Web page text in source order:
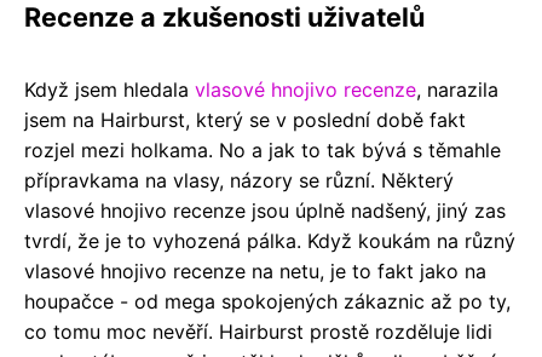
Recenze a zkušenosti uživatelů
Když jsem hledala vlasové hnojivo recenze, narazila
jsem na Hairburst, který se v poslední době fakt
rozjel mezi holkama. No a jak to tak bývá s těmahle
přípravkama na vlasy, názory se různí. Některý
vlasové hnojivo recenze jsou úplně nadšený, jiný zas
tvrdí, že je to vyhozená pálka. Když koukám na různý
vlasové hnojivo recenze na netu, je to fakt jako na
houpačce - od mega spokojených zákaznic až po ty,
co tomu moc nevěří. Hairburst prostě rozděluje lidi